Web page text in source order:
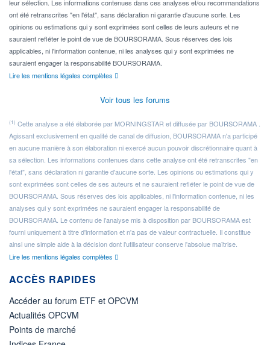
leur sélection. Les informations contenues dans ces analyses et/ou recommandations
ont été retranscrites "en l'état", sans déclaration ni garantie d'aucune sorte. Les
opinions ou estimations qui y sont exprimées sont celles de leurs auteurs et ne
sauraient refléter le point de vue de BOURSORAMA. Sous réserves des lois
applicables, ni l'information contenue, ni les analyses qui y sont exprimées ne
sauraient engager la responsabilité BOURSORAMA.
Lire les mentions légales complètes
Voir tous les forums
(1) Cette analyse a été élaborée par MORNINGSTAR et diffusée par BOURSORAMA .
Agissant exclusivement en qualité de canal de diffusion, BOURSORAMA n'a participé
en aucune manière à son élaboration ni exercé aucun pouvoir discrétionnaire quant à
sa sélection. Les informations contenues dans cette analyse ont été retranscrites "en
l'état", sans déclaration ni garantie d'aucune sorte. Les opinions ou estimations qui y
sont exprimées sont celles de ses auteurs et ne sauraient refléter le point de vue de
BOURSORAMA. Sous réserves des lois applicables, ni l'information contenue, ni les
analyses qui y sont exprimées ne sauraient engager la responsabilité de
BOURSORAMA. Le contenu de l'analyse mis à disposition par BOURSORAMA est
fourni uniquement à titre d'information et n'a pas de valeur contractuelle. Il constitue
ainsi une simple aide à la décision dont l'utilisateur conserve l'absolue maîtrise.
Lire les mentions légales complètes
ACCÈS RAPIDES
Accéder au forum ETF et OPCVM
Actualités OPCVM
Points de marché